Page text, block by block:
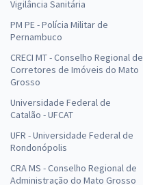
Vigilância Sanitária
PM PE - Polícia Militar de
Pernambuco
CRECI MT - Conselho Regional de
Corretores de Imóveis do Mato
Grosso
Universidade Federal de
Catalão - UFCAT
UFR - Universidade Federal de
Rondonópolis
CRA MS - Conselho Regional de
Administração do Mato Grosso